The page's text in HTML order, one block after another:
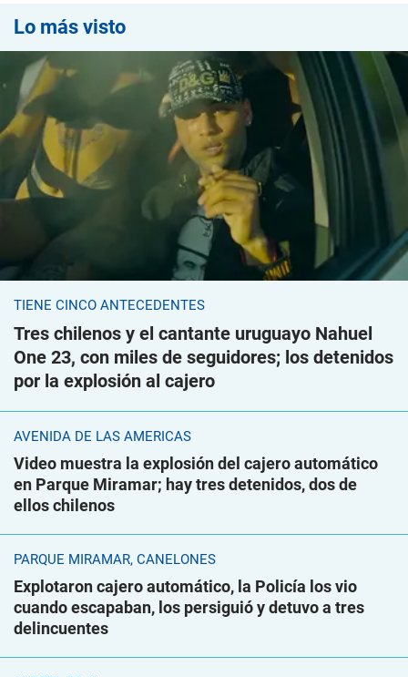
Lo más visto
TIENE CINCO ANTECEDENTES
Tres chilenos y el cantante uruguayo Nahuel
One 23, con miles de seguidores; los detenidos
por la explosión al cajero
AVENIDA DE LAS AMÉRICAS
Video muestra la explosión del cajero automático
en Parque Miramar; hay tres detenidos, dos de
ellos chilenos
PARQUE MIRAMAR, CANELONES
Explotaron cajero automático, la Policía los vio
cuando escapaban, los persiguió y detuvo a tres
delincuentes